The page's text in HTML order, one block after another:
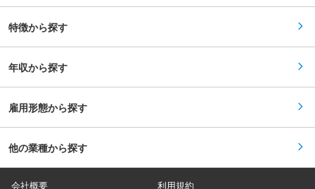
特徴から探す
年収から探す
雇用形態から探す
他の業種から探す
会社概要 利用規約